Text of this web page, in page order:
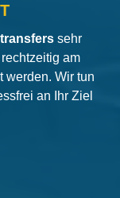
sehr
am
werden. Wir tun
an Ihr Ziel